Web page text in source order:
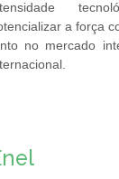
a força
no mercado